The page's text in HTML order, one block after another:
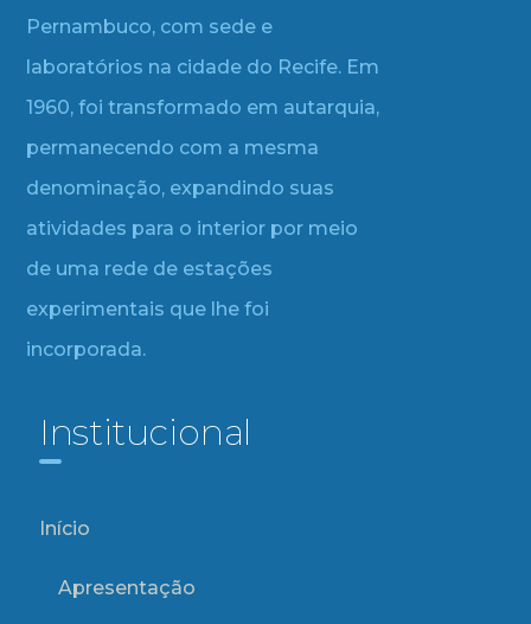
Pernambuco, com sede e
laboratórios na cidade do Recife. Em
1960, foi transformado em autarquia,
permanecendo com a mesma
denominação, expandindo suas
atividades para o interior por meio
de uma rede de estações
experimentais que lhe foi
incorporada.
Institucional
Início
Apresentação